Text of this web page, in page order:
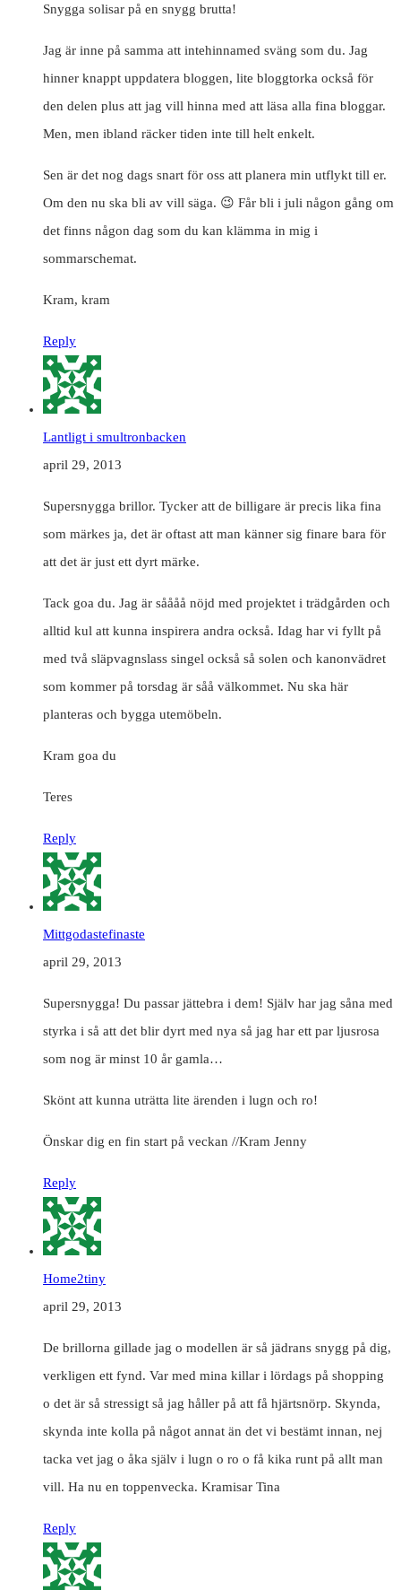
Snygga solisar på en snygg brutta!
Jag är inne på samma att intehinnamed sväng som du. Jag
hinner knappt uppdatera bloggen, lite bloggtorka också för
den delen plus att jag vill hinna med att läsa alla fina bloggar.
Men, men ibland räcker tiden inte till helt enkelt.
Sen är det nog dags snart för oss att planera min utflykt till er.
Om den nu ska bli av vill säga. 😉 Får bli i juli någon gång om
det finns någon dag som du kan klämma in mig i
sommarschemat.
Kram, kram
Reply
Lantligt i smultronbacken
april 29, 2013
Supersnygga brillor. Tycker att de billigare är precis lika fina
som märkes ja, det är oftast att man känner sig finare bara för
att det är just ett dyrt märke.
Tack goa du. Jag är såååå nöjd med projektet i trädgården och
alltid kul att kunna inspirera andra också. Idag har vi fyllt på
med två släpvagnslass singel också så solen och kanonvädret
som kommer på torsdag är såå välkommet. Nu ska här
planteras och bygga utemöbeln.
Kram goa du
Teres
Reply
Mittgodastefinaste
april 29, 2013
Supersnygga! Du passar jättebra i dem! Själv har jag såna med
styrka i så att det blir dyrt med nya så jag har ett par ljusrosa
som nog är minst 10 år gamla…
Skönt att kunna uträtta lite ärenden i lugn och ro!
Önskar dig en fin start på veckan //Kram Jenny
Reply
Home2tiny
april 29, 2013
De brillorna gillade jag o modellen är så jädrans snygg på dig,
verkligen ett fynd. Var med mina killar i lördags på shopping
o det är så stressigt så jag håller på att få hjärtsnörp. Skynda,
skynda inte kolla på något annat än det vi bestämt innan, nej
tacka vet jag o åka själv i lugn o ro o få kika runt på allt man
vill. Ha nu en toppenvecka. Kramisar Tina
Reply